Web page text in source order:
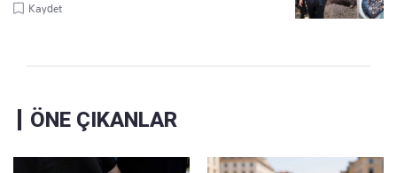
Kaydet
ÖNE ÇIKANLAR